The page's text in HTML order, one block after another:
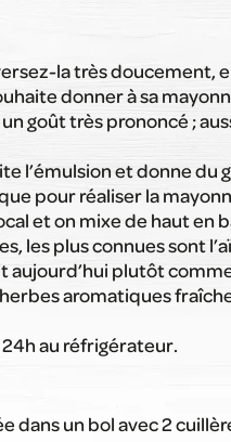
la très doucement,
donner à sa
goût très prononcé ;
l’émulsion et donne du
pour réaliser la
et on mixe de haut en
les plus connues sont
aujourd’hui plutôt
aromatiques
au réfrigérateur.
un bol avec 2